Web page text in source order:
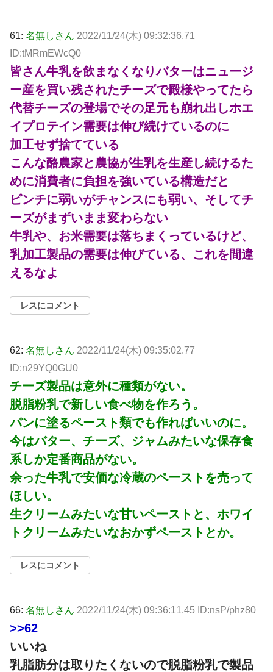
61: 名無しさん 2022/11/24(木) 09:32:36.71
ID:tMRmEWcQ0
皆さん牛乳を飲まなくなりバターはニュージ
ー産を買い残されたチーズで殿様やってたら
代替チーズの登場でその足元も崩れ出しホエ
イプロテイン需要は伸び続けているのに
加工せず捨てている
こんな酪農家と農協が生乳を生産し続けるた
めに消費者に負担を強いている構造だと
ピンチに弱いがチャンスにも弱い、そしてチ
ーズがまずいまま変わらない
牛乳や、お米需要は落ちまくっているけど、
乳加工製品の需要は伸びている、これを間違
えるなよ
レスにコメント
62: 名無しさん 2022/11/24(木) 09:35:02.77
ID:n29YQ0GU0
チーズ製品は意外に種類がない。
脱脂粉乳で新しい食べ物を作ろう。
パンに塗るペースト類でも作ればいいのに。
今はバター、チーズ、ジャムみたいな保存食
系しか定番商品がない。
余った牛乳で安価な冷蔵のペーストを売って
ほしい。
生クリームみたいな甘いペーストと、ホワイ
トクリームみたいなおかずペーストとか。
レスにコメント
66: 名無しさん 2022/11/24(木) 09:36:11.45 ID:nsP/phz80
>>62
いいね
乳脂肪分は取りたくないので脱脂粉乳で製品